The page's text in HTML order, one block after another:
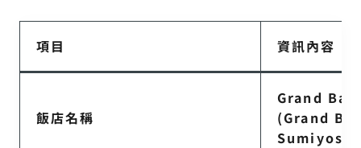
項目 資訊內容
飯店名稱
Grand
(Grand
Sumiyoshi